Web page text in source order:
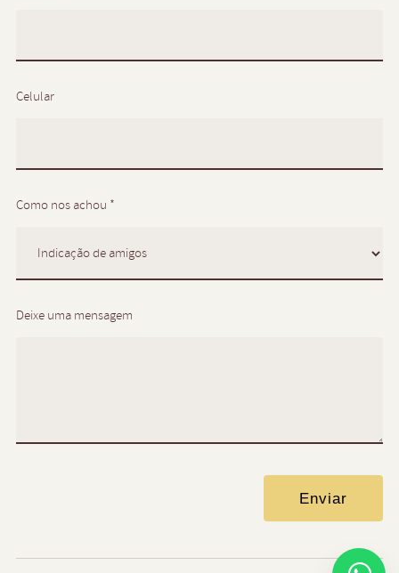
Celular
Como nos achou *
Deixe uma mensagem
Enviar